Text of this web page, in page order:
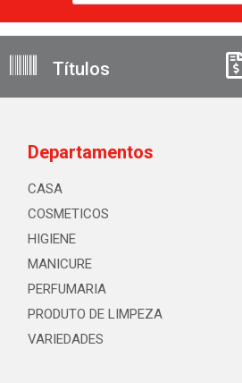
Títulos
Departamentos
CASA
COSMETICOS
HIGIENE
MANICURE
PERFUMARIA
PRODUTO DE LIMPEZA
VARIEDADES